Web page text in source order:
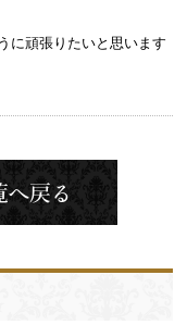
に頑張りたいと思います